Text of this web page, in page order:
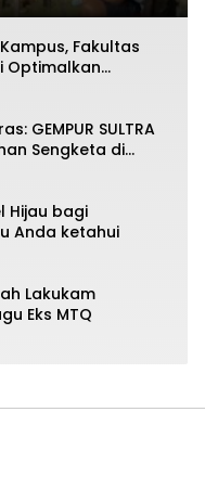
Fakultas
Optimalkan
Agribisnis
GEMPUR SULTRA
Sengketa di
Hijau bagi
Anda ketahui
Lakukam
Eks MTQ